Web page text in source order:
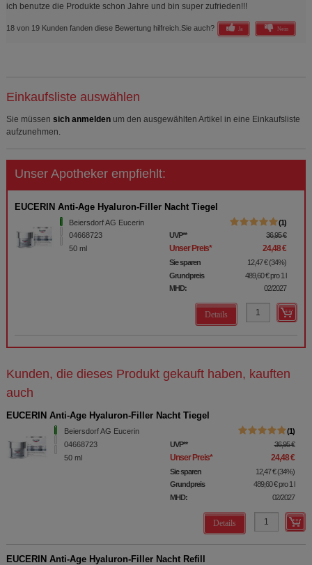
ich benutze die Produkte schon Jahre und bin super zufrieden!!!
18 von 19 Kunden fanden diese Bewertung hilfreich. Sie auch? Ja Nein
Einkaufsliste auswählen
Sie müssen sich anmelden um den ausgewählten Artikel in eine Einkaufsliste
aufzunehmen.
Unser Apotheker empfiehlt:
EUCERIN Anti-Age Hyaluron-Filler Nacht Tiegel
Beiersdorf AG Eucerin
04668723
50 ml
1
UVP** 36,95 €
Unser Preis* 24,48 €
Sie sparen 12,47 €(34%)
Grundpreis
489,60 €pro 1 l
MHD:
02/2027
Details
Kunden, die dieses Produkt gekauft haben, kauften
auch
EUCERIN Anti-Age Hyaluron-Filler Nacht Tiegel
Beiersdorf AG Eucerin
04668723
50 ml
1
UVP** 36,95 €
Unser Preis* 24,48 €
Sie sparen 12,47 € (34%)
Grundpreis
489,60 €pro 1 l
MHD:
02/2027
Details
EUCERIN Anti-Age Hyaluron-Filler Nacht Refill